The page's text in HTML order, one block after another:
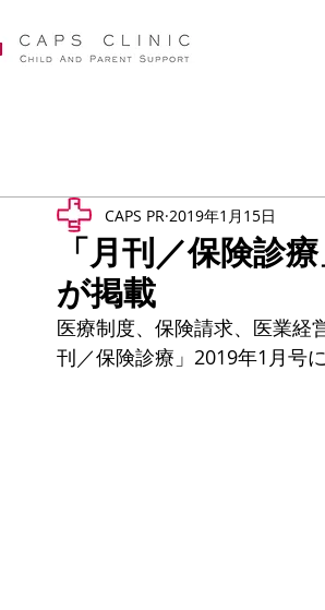
「月刊／保険診
が掲載
CAPS PR 2019年1月15日
医療制度、保険請求、医業経
刊／保険診療」2019年1月号